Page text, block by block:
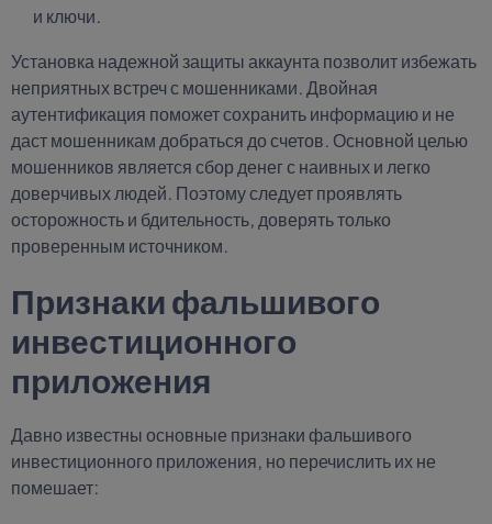
и ключи.
Установка надежной защиты аккаунта позволит избежать
неприятных встреч с мошенниками. Двойная
аутентификация поможет сохранить информацию и не
даст мошенникам добраться до счетов. Основной целью
мошенников является сбор денег с наивных и легко
доверчивых людей. Поэтому следует проявлять
осторожность и бдительность, доверять только
проверенным источником.
Признаки фальшивого
инвестиционного
приложения
Давно известны основные признаки фальшивого
инвестиционного приложения, но перечислить их не
помешает: